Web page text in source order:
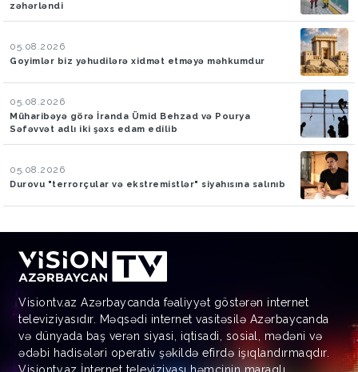
zəhərləndi
05.08.2026
Goyimlər biz yəhudilərə xidmət etməyə məhkumdur
05.08.2026
Müharibəyə görə İranda Ümid Behzad və Pourya
Səfəvvət adlı iki şəxs edam edilib
05.08.2026
Durovu "terrorçular və ekstremistlər" siyahısına salınıb
Visiontv.az Azərbaycanda fəaliyyət göstərən internet
televiziyasıdır. Məqsədi internet vasitəsilə Azərbaycanda
və dünyada baş verən siyasi, iqtisadi, sosial, mədəni və
ədəbi hadisələri operativ şəkildə efirdə işıqlandırmaqdır.